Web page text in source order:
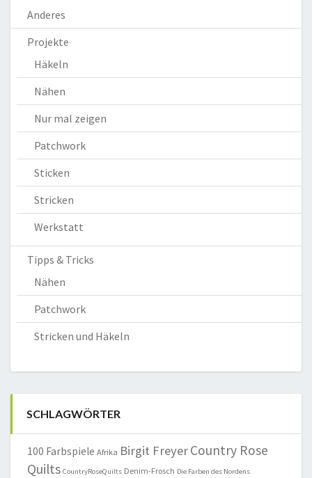
Anderes
Projekte
Häkeln
Nähen
Nur mal zeigen
Patchwork
Sticken
Stricken
Werkstatt
Tipps & Tricks
Nähen
Patchwork
Stricken und Häkeln
SCHLAGWÖRTER
100 Farbspiele Afrika Birgit FreyerCountry Rose
Quilts CountryRoseQuilts Denim-Frosch Die Farben des Nordens